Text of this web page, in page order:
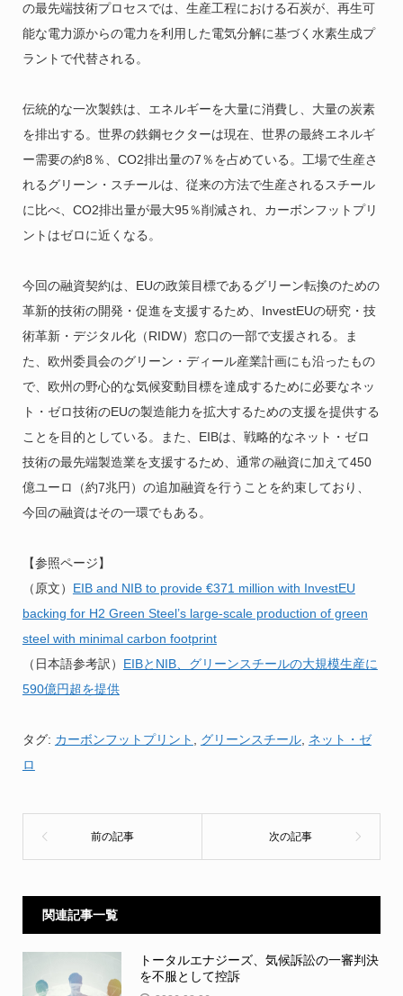
の最先端技術プロセスでは、生産工程における石炭が、再生可
能な電力源からの電力を利用した電気分解に基づく水素生成プ
ラントで代替される。
伝統的な一次製鉄は、エネルギーを大量に消費し、大量の炭素
を排出する。世界の鉄鋼セクターは現在、世界の最終エネルギ
ー需要の約8％、CO2排出量の7％を占めている。工場で生産さ
れるグリーン・スチールは、従来の方法で生産されるスチール
に比べ、CO2排出量が最大95％削減され、カーボンフットプリ
ントはゼロに近くなる。
今回の融資契約は、EUの政策目標であるグリーン転換のための
革新的技術の開発・促進を支援するため、InvestEUの研究・技
術革新・デジタル化（RIDW）窓口の一部で支援される。ま
た、欧州委員会のグリーン・ディール産業計画にも沿ったもの
で、欧州の野心的な気候変動目標を達成するために必要なネッ
ト・ゼロ技術のEUの製造能力を拡大するための支援を提供する
ことを目的としている。また、EIBは、戦略的なネット・ゼロ
技術の最先端製造業を支援するため、通常の融資に加えて450
億ユーロ（約7兆円）の追加融資を行うことを約束しており、
今回の融資はその一環でもある。
【参照ページ】
（原文） EIB and NIB to provide €371 million with InvestEU
backing for H2 Green Steel’s large-scale production of green
steel with minimal carbon footprint
（日本語参考訳） EIBとNIB、グリーンスチールの大規模生産に
590億円超を提供
タグ: カーボンフットプリント , グリーンスチール, ネット・ゼ
ロ
関連記事一覧
トータルエナジーズ、気候訴訟の一審判決
を不服として控訴